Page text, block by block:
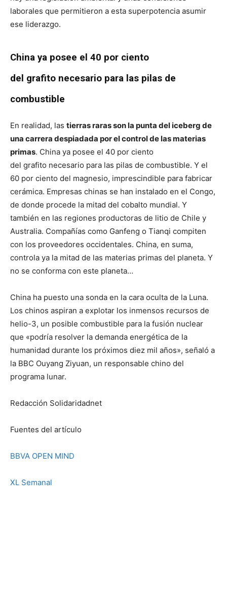
laborales que permitieron a esta superpotencia asumir
ese liderazgo.
China ya posee el 40 por ciento
del grafito necesario para las pilas de
combustible
En realidad, las tierras raras son la punta del iceberg de
una carrera despiadada por el control de las materias
primas. China ya posee el 40 por ciento
del grafito necesario para las pilas de combustible. Y el
60 por ciento del magnesio, imprescindible para fabricar
cerámica. Empresas chinas se han instalado en el Congo,
de donde procede la mitad del cobalto mundial. Y
también en las regiones productoras de litio de Chile y
Australia. Compañías como Ganfeng o Tianqi compiten
con los proveedores occidentales. China, en suma,
controla ya la mitad de las materias primas del planeta. Y
no se conforma con este planeta…
China ha puesto una sonda en la cara oculta de la Luna.
Los chinos aspiran a explotar los inmensos recursos de
helio-3, un posible combustible para la fusión nuclear
que «podría resolver la demanda energética de la
humanidad durante los próximos diez mil años», señaló a
la BBC Ouyang Ziyuan, un responsable chino del
programa lunar.
Redacción Solidaridadnet
Fuentes del artículo
BBVA OPEN MIND
XL Semanal